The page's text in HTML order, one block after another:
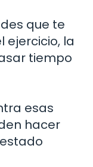
que te
ejercicio, la
tiempo
esas
hacer